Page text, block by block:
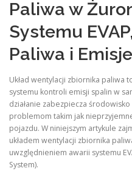
Paliwa w
Systemu
Paliwa i
Układ wentylacji zbiornika paliwa
systemu kontroli emisji spalin w
działanie zabezpiecza
problemom takim jak
pojazdu. W niniejszym artykule
układem wentylacji zbiornika
uwzględnieniem awarii systemu
System).